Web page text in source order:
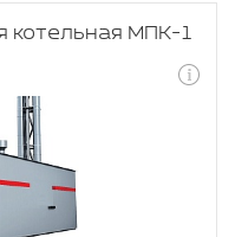
котельная МПК-1